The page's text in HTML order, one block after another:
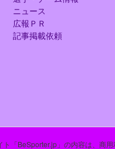
ニュース
広報ＰＲ
記事掲載依頼
ト「BeSporter.jp」の内容は、商